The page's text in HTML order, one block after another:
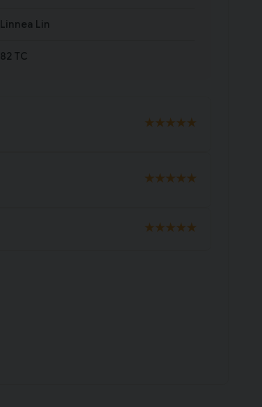
Linnea Lin
82 TC